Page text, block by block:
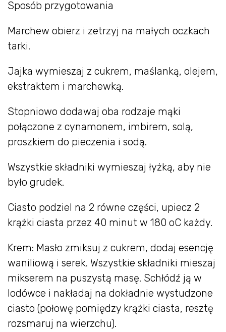
Sposób przygotowania
Marchew obierz i zetrzyj na małych oczkach
tarki.
Jajka wymieszaj z cukrem, maślanką, olejem,
ekstraktem i marchewką.
Stopniowo dodawaj oba rodzaje mąki
połączone z cynamonem, imbirem, solą,
proszkiem do pieczenia i sodą.
Wszystkie składniki wymieszaj łyżką, aby nie
było grudek.
Ciasto podziel na 2 równe części, upiecz 2
krążki ciasta przez 40 minut w 180 oC każdy.
Krem: Masło zmiksuj z cukrem, dodaj esencję
waniliową i serek. Wszystkie składniki mieszaj
mikserem na puszystą masę. Schłódź ją w
lodówce i nakładaj na dokładnie wystudzone
ciasto (połowę pomiędzy krążki ciasta, resztę
rozsmaruj na wierzchu).